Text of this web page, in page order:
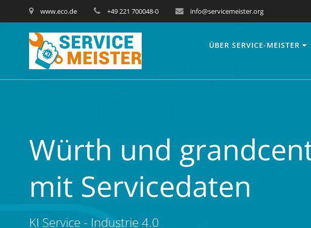
www.eco.de +49 221 700048-0 info@servicemeister.org
ÜBER SERVICE-MEISTER
Würth und
mit Servicedaten
KI Service - Industrie 4.0